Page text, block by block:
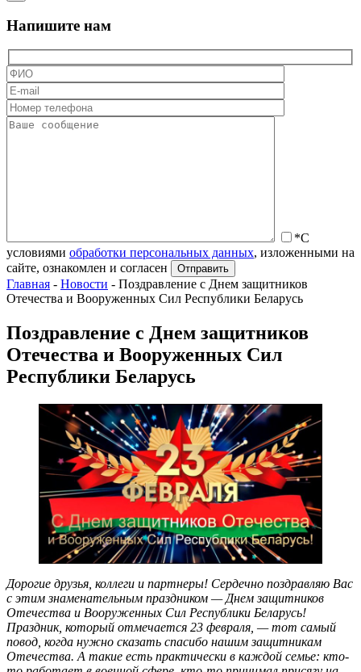
Напишите нам
*С
условиями обработки персональных данных, изложенными на
сайте, ознакомлен и согласен
Главная - Новости - Поздравление с Днем защитников
Отечества и Вооруженных Сил Республики Беларусь
Поздравление с Днем защитников
Отечества и Вооруженных Сил
Республики Беларусь
Дорогие друзья, коллеги и партнеры! Сердечно поздравляю Вас
с этим знаменательным праздником — Днем защитников
Отечества и Вооруженных Сил Республики Беларусь!
Праздник, который отмечается 23 февраля, — тот самый
повод, когда нужно сказать спасибо нашим защитникам
Отечества. А такие есть практически в каждой семье: кто-